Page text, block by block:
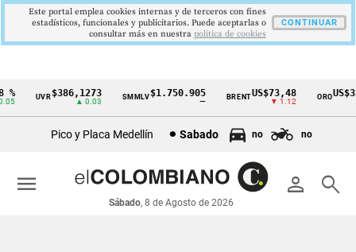
Cintillo
económicos
Colombia
$386,1273
▲ 0.03
SMMLV$1.750.905 BRENTUS$73,48
▼ 1.12
Pico y Placa Medellín Sabado no no
person search
Sábado, 8 de Agosto de 2026
menu
Este portal emplea cookies internas y de terceros con fines
estadísticos, funcionales y publicitarios. Puede aceptarlas o
consultar más en nuestra politica de cookies
CONTINUAR